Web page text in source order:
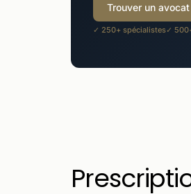
Trouver un
✓ 250+ spécialistes✓